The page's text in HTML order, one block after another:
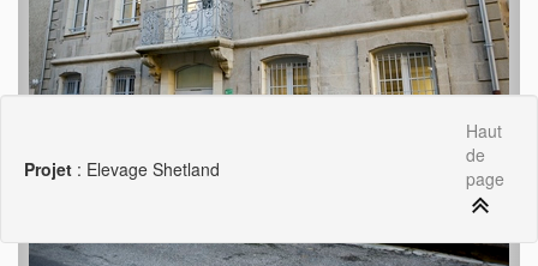
Projet : Elevage Shetland
Haut
de
page